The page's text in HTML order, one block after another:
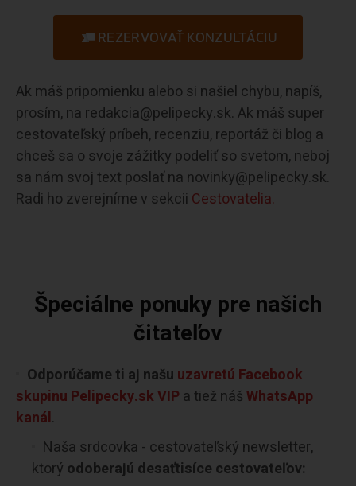
REZERVOVAŤ KONZULTÁCIU
Ak máš pripomienku alebo si našiel chybu, napíš,
prosím, na redakcia@pelipecky.sk. Ak máš super
cestovateľský príbeh, recenziu, reportáž či blog a
chceš sa o svoje zážitky podeliť so svetom, neboj
sa nám svoj text poslať na novinky@pelipecky.sk.
Radi ho zverejníme v sekcii Cestovatelia.
Špeciálne ponuky pre našich
čitateľov
Odporúčame ti aj našu uzavretú Facebook
skupinu Pelipecky.sk VIP a tiež nášWhatsApp
kanál.
Naša srdcovka - cestovateľský newsletter,
ktorý odoberajú desaťtisíce cestovateľov: